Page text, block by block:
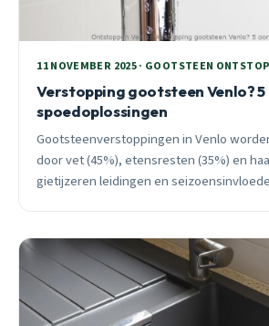
11 NOVEMBER 2025 · GOOTSTEEN
Verstopping gootsteen Venlo?
spoedoplossingen
Gootsteenverstoppingen in Venlo
door vet (45%), etensresten (35%) en
gietijzeren leidingen en